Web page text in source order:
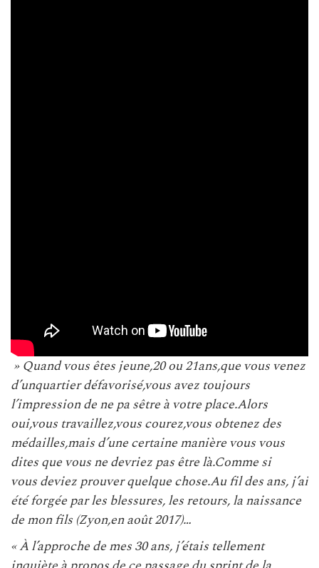
» Quand vous êtes jeune,20 ou 21ans,que vous venez
d’unquartier défavorisé,vous avez toujours
l’impression de ne pa sêtre à votre place.Alors
oui,vous travaillez,vous courez,vous obtenez des
médailles,mais d’une certaine manière vous vous
dites que vous ne devriez pas être là.Comme si
vous deviez prouver quelque chose.Au fil des ans, j’ai
été forgée par les blessures, les retours, la naissance
de mon fils (Zyon,en août 2017)…
« À l’approche de mes 30 ans, j’étais tellement